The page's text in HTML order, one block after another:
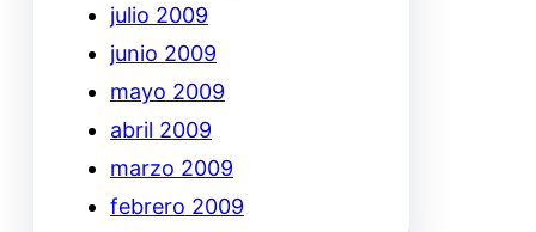
julio 2009
junio 2009
mayo 2009
abril 2009
marzo 2009
febrero 2009